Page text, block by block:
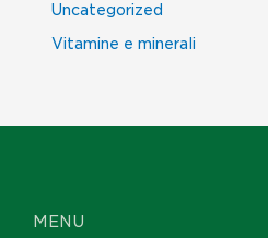
Uncategorized
Vitamine e minerali
MENU